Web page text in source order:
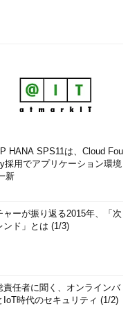
HANA SPS11は、Cloud Fou
採用でアプリケーション環境
新
ーが振り返る2015年、「次
ンド」とは (1/3)
責任者に聞く、オンラインバ
IoT時代のセキュリティ (1/2)